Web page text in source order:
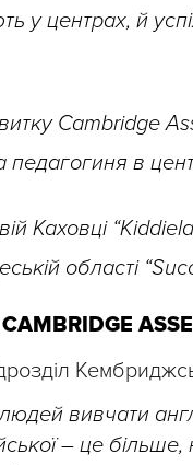
у центрах, й
Cambridge
педагогиня в
Каховці
області
вивчати
– це більше,